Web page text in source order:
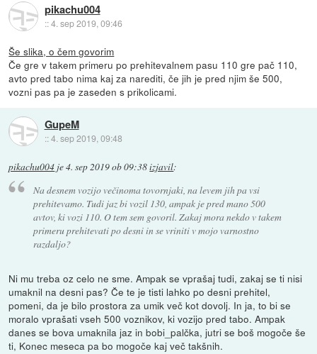
pikachu004
::4. sep 2019, 09:46
Še slika, o čem govorim
Če gre v takem primeru po prehitevalnem pasu 110 gre pač 110,
avto pred tabo nima kaj za narediti, če jih je pred njim še 500,
vozni pas pa je zaseden s prikolicami.
GupeM
::4. sep 2019, 09:48
pikachu004 je4. sep 2019 ob 09:38izjavil:
Na desnem vozijo večinoma tovornjaki, na levem jih pa vsi
prehitevamo. Tudi jaz bi vozil 130, ampak je pred mano 500
avtov, ki vozi 110. O tem sem govoril. Zakaj mora nekdo v takem
primeru prehitevati po desni in se vriniti v mojo varnostno
razdaljo?
Ni mu treba oz celo ne sme. Ampak se vprašaj tudi, zakaj se ti nisi
umaknil na desni pas? Če te je tisti lahko po desni prehitel,
pomeni, da je bilo prostora za umik več kot dovolj. In ja, to bi se
moralo vprašati vseh 500 voznikov, ki vozijo pred tabo. Ampak
danes se bova umaknila jaz in bobi_palčka, jutri se boš mogoče še
ti, Konec meseca pa bo mogoče kaj več takšnih.